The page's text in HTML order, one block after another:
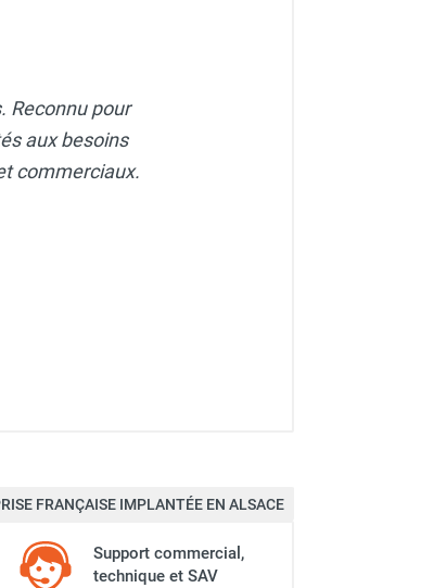
Reconnu pour
aux besoins
commerciaux.
FRANÇAISE IMPLANTÉE EN ALSACE
Support commercial,
technique et SAV